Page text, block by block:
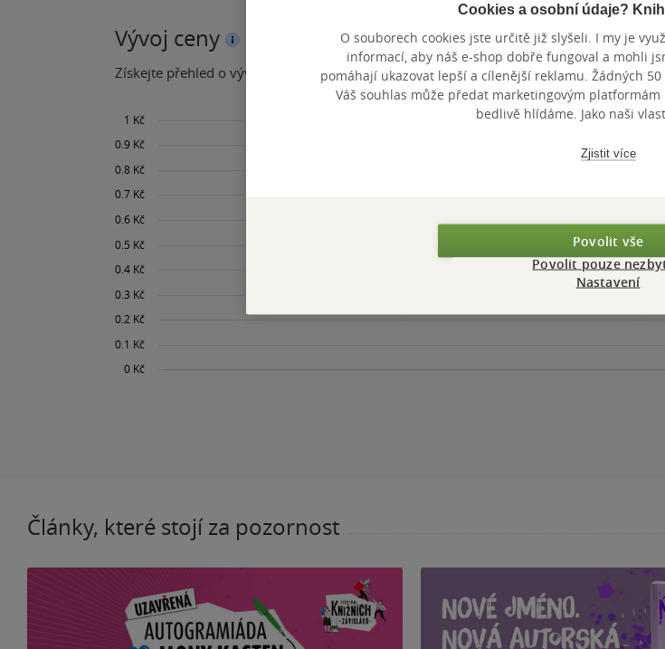
Vývoj ceny
Získejte přehled o vývoji ceny za posledních 60 dní.
Články, které stojí za pozornost
Cookies a osobní údaje?
O souborech cookies jste určitě již slyšeli. I my je
informací, aby náš e-shop dobře fungoval a mohli
pomáhají ukazovat lepší a cílenější reklamu. Žádných
Váš souhlas může předat marketingovým
bedlivě hlídáme. Jako naši
Zjistit více
Povolit vše
Povolit pouze
Nastavení